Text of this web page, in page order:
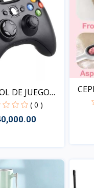
DE JUEGO
( 0 )
Vista